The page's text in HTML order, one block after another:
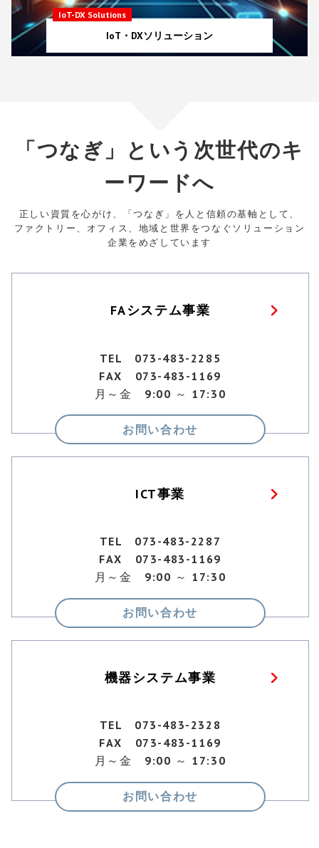
IoT-DX Solutions
IoT・DXソリューション
「つなぎ」という次世代のキ
ーワードへ
正しい資質を心がけ、「つなぎ」を人と信頼の基軸として、
ファクトリー、オフィス、地域と世界をつなぐソリューション
企業をめざしています
FAシステム事業
TEL 073-483-2285
FAX 073-483-1169
月～金 9:00 ～ 17:30
お問い合わせ
ICT事業
TEL 073-483-2287
FAX 073-483-1169
月～金 9:00 ～ 17:30
お問い合わせ
機器システム事業
TEL 073-483-2328
FAX 073-483-1169
月～金 9:00 ～ 17:30
お問い合わせ